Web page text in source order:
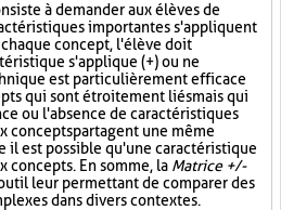
à demander aux élèves de
importantes s'appliquent
concept, l'élève doit
s'applique (+) ou ne
est particulièrement efficace
qui sont étroitement liés mais qui
ou l'absence de caractéristiques
concepts partagent une même
il est possible qu'une caractéristique
concepts. En somme, la Matrice +/-
leur permettant de comparer des
dans divers contextes.